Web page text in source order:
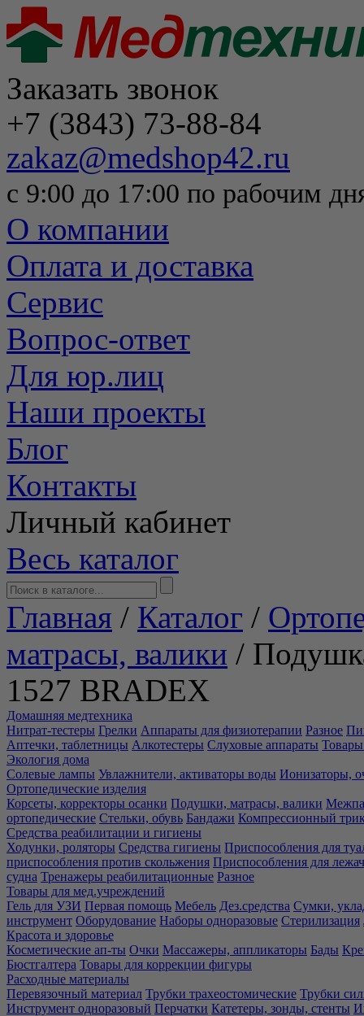
Заказать звонок
+7 (3843) 73-88-84
zakaz@medshop42.ru
с 9:00 до 17:00 по рабочим
О компании
Оплата и доставка
Сервис
Вопрос-ответ
Для юр.лиц
Наши проекты
Блог
Контакты
Личный кабинет
Весь каталог
Главная / Каталог /
матрасы, валики /
1527 BRADEX
Домашняя медтехника
Нитрат-тестеры Грелки Аппараты для физиотерапии Разное
Аптечки, таблетницы Алкотестеры Слуховые аппараты Товары
Экология дома
Солевые лампы Увлажнители, активаторы воды Ионизаторы,
Ортопедические изделия
Корсеты, корректоры осанки Подушки, матрасы, валики
ортопедические Стельки, обувь Бандажи Компрессионный
Средства реабилитации и гигиены
Ходунки, роляторы Средства гигиены Приспособления для
приспособления против скольжения Приспособления для
судна Тренажеры реабилитационные Разное
Товары для мед.учреждений
Гель для УЗИ Первая помощь Мебель Дез.средства Сумки,
инструмент Оборудование Наборы одноразовые Стерилизация
Красота и здоровье
Косметические ап-ты Очки Массажеры, аппликаторы Бады
Бюстгалтера Товары для коррекции фигуры
Расходные материалы
Перевязочный материал Трубки трахеостомические Трубки
Инструмент одноразовый Перчатки Катетеры, зонды, стенты